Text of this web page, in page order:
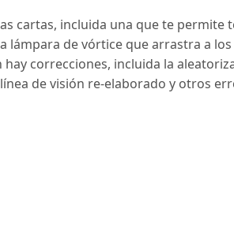
cartas, incluida una que te permite
lámpara de vórtice que arrastra a
correcciones, incluida la
de visión re-elaborado y otros